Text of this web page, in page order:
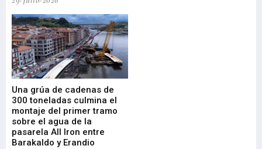
Una grúa de cadenas de
300 toneladas culmina el
montaje del primer tramo
sobre el agua de la
pasarela All Iron entre
Barakaldo y Erandio